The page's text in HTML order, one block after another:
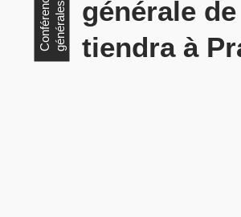
C
o
n
f
é
r
e
n
c
e
s
g
é
n
é
r
a
l
es générale de
tiendra à